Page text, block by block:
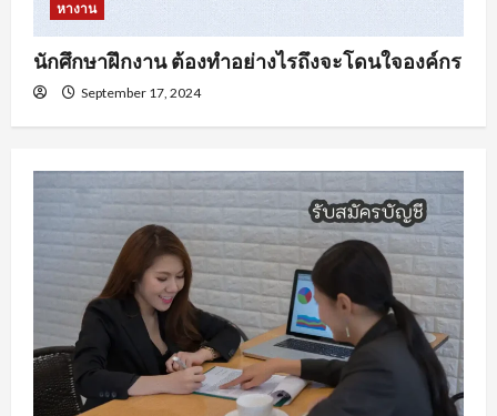
หางาน
นักศึกษาฝึกงาน ต้องทำอย่างไรถึงจะโดนใจองค์กร
September 17, 2024